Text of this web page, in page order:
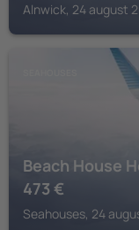
Alnwick, 24 august
Beach House
473 €
Seahouses, 24